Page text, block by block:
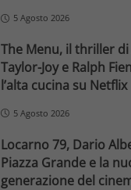
5 Agosto 2026
The Menu, il thriller di
Taylor-Joy e Ralph
l’alta cucina su Netflix
5 Agosto 2026
Locarno 79, Dario
Piazza Grande e la
generazione del